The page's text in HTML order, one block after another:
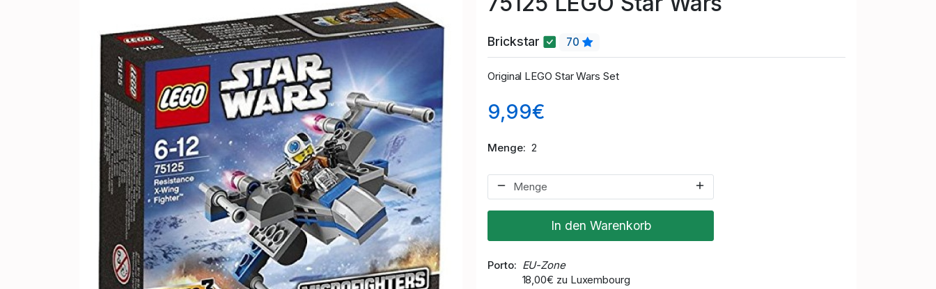
Brickstar 70
Original LEGO Star Wars Set
9,99€
Menge 2
In den Warenkorb
Porto
EU-Zone
18,00€ zu Luxembourg